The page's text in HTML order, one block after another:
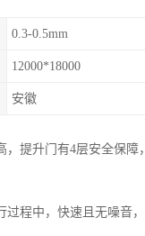
0.3-0.5mm
12000*18000
安徽
，提升门有4层安全保
过程中，快速且无噪音